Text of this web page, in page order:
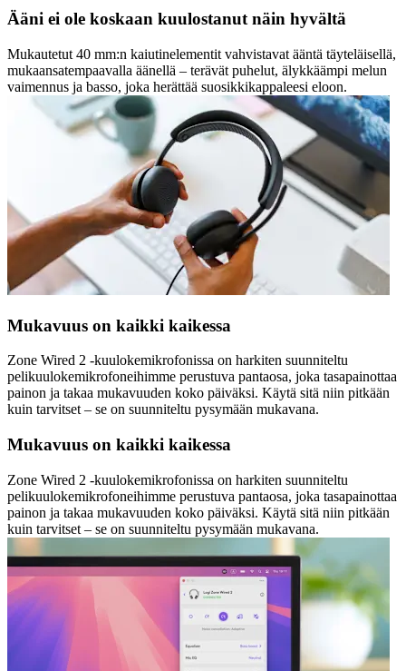
Ääni ei ole koskaan kuulostanut näin hyvältä
Mukautetut 40 mm:n kaiutinelementit vahvistavat ääntä täyteläisellä,
mukaansatempaavalla äänellä – terävät puhelut, älykkäämpi melun
vaimennus ja basso, joka herättää suosikkikappaleesi eloon.
Mukavuus on kaikki kaikessa
Zone Wired 2 -kuulokemikrofonissa on harkiten suunniteltu
pelikuulokemikrofoneihimme perustuva pantaosa, joka tasapainottaa
painon ja takaa mukavuuden koko päiväksi. Käytä sitä niin pitkään
kuin tarvitset – se on suunniteltu pysymään mukavana.
Mukavuus on kaikki kaikessa
Zone Wired 2 -kuulokemikrofonissa on harkiten suunniteltu
pelikuulokemikrofoneihimme perustuva pantaosa, joka tasapainottaa
painon ja takaa mukavuuden koko päiväksi. Käytä sitä niin pitkään
kuin tarvitset – se on suunniteltu pysymään mukavana.